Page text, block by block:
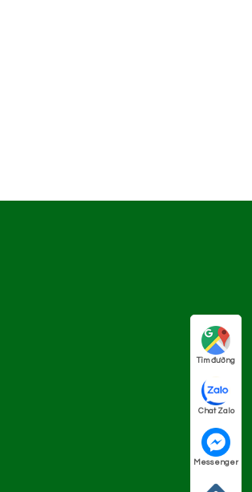
Tìm đường
Chat Zalo
Messenger